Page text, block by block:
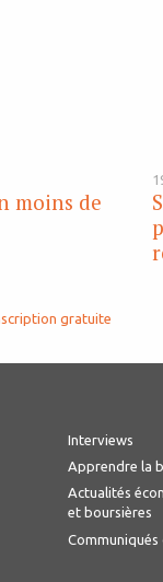
moins de
gratuite
Interviews
Apprendre la
Actualités
et boursières
Communiqués